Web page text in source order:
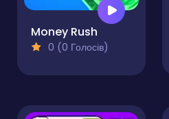
Money Rush
0 (0 Голосів)